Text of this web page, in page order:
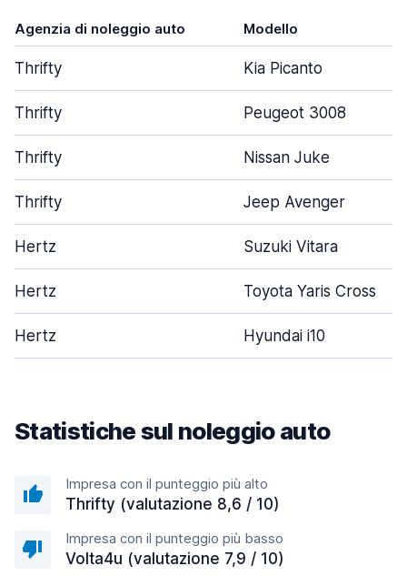
Agenzia di noleggio auto Modello
Thrifty Kia Picanto
Thrifty Peugeot 3008
Thrifty Nissan Juke
Thrifty Jeep Avenger
Hertz Suzuki Vitara
Hertz Toyota Yaris Cross
Hertz Hyundai i10
Statistiche sul noleggio auto
Impresa con il punteggio più alto
Thrifty (valutazione 8,6 / 10)
Impresa con il punteggio più basso
Volta4u (valutazione 7,9 / 10)